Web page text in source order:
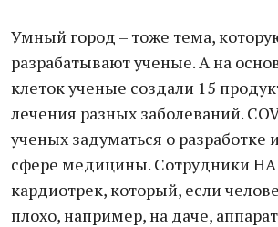
Умный город – тоже тема,
разрабатывают ученые. А на
клеток ученые создали 15
лечения разных заболеваний.
ученых задуматься о разработке
сфере медицины. Сотрудники
кардиотрек, который, если
плохо, например, на даче,